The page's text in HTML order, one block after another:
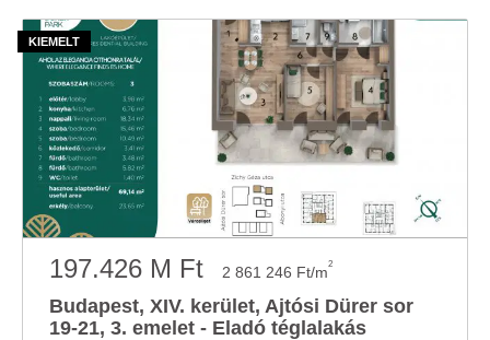
197.426 M Ft 2 861 246 Ft/m2
Budapest, XIV. kerület, Ajtósi Dürer sor
19-21, 3. emelet - Eladó téglalakás